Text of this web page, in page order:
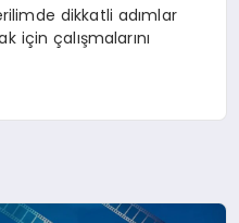
dikkatli adımlar
için çalışmalarını